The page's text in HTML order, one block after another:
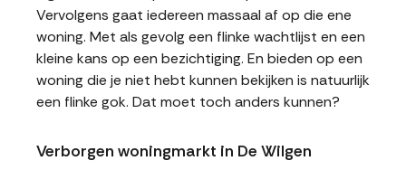
Vervolgens gaat iedereen massaal af op die ene
woning. Met als gevolg een flinke wachtlijst en een
kleine kans op een bezichtiging. En bieden op een
woning die je niet hebt kunnen bekijken is natuurlijk
een flinke gok. Dat moet toch anders kunnen?
Verborgen woningmarkt in De Wilgen